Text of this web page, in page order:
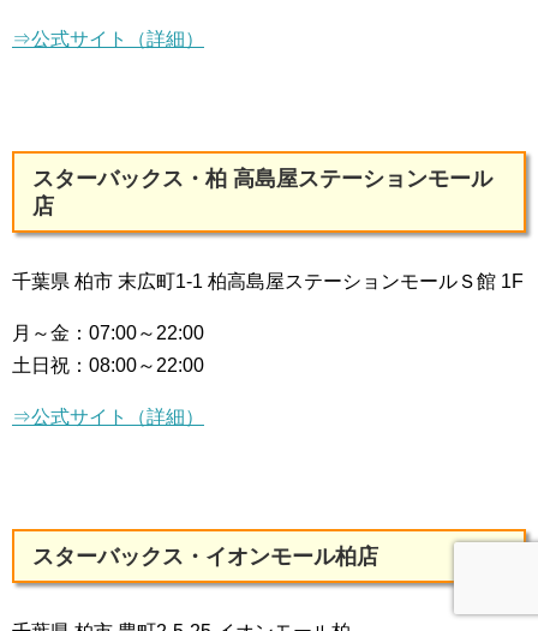
⇒公式サイト（詳細）
スターバックス・柏 高島屋ステーションモール
店
千葉県 柏市 末広町1-1 柏高島屋ステーションモールＳ館 1F
月～金： 07:00～22:00
土日祝： 08:00～22:00
⇒公式サイト（詳細）
スターバックス・イオンモール柏店